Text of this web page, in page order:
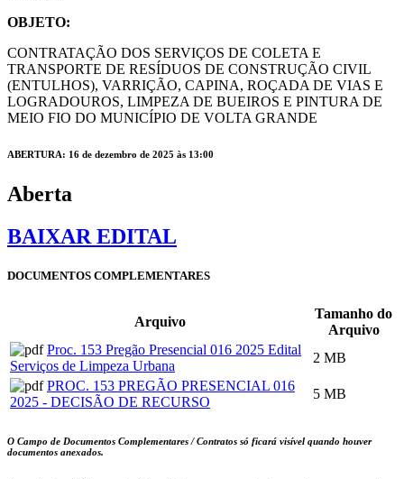
OBJETO:
CONTRATAÇÃO DOS SERVIÇOS DE COLETA E
TRANSPORTE DE RESÍDUOS DE CONSTRUÇÃO CIVIL
(ENTULHOS), VARRIÇÃO, CAPINA, ROÇADA DE VIAS E
LOGRADOUROS, LIMPEZA DE BUEIROS E PINTURA DE
MEIO FIO DO MUNICÍPIO DE VOLTA GRANDE
ABERTURA: 16 de dezembro de 2025 às 13:00
Aberta
BAIXAR EDITAL
DOCUMENTOS COMPLEMENTARES
Arquivo
Tamanho do
Arquivo
Proc. 153 Pregão Presencial 016 2025 Edital
Serviços de Limpeza Urbana
2 MB
PROC. 153 PREGÃO PRESENCIAL 016
2025 - DECISÃO DE RECURSO
5 MB
O Campo de Documentos Complementares / Contratos só ficará visível quando houver
documentos anexados.